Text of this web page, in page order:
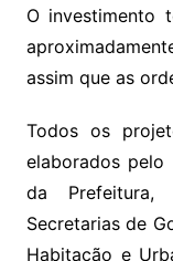
O investimento
assim que as
Todos os
elaborados
da Prefeitura,
Secretarias de
Habitação e